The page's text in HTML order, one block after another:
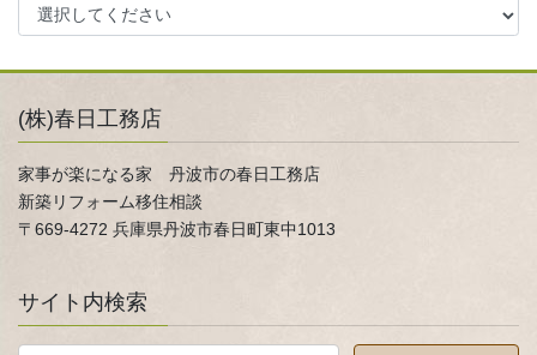
(株)春日工務店
家事が楽になる家 丹波市の春日工務店
新築リフォーム移住相談
〒669-4272 兵庫県丹波市春日町東中1013
サイト内検索